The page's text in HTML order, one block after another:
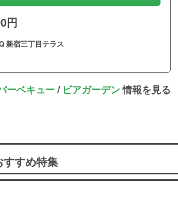
円
新宿三丁目テラス
ーベキュー/ ビアガーデン情報を見る
すめ特集